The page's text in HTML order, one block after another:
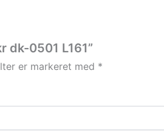
dk-0501 L161”
er markeret med *